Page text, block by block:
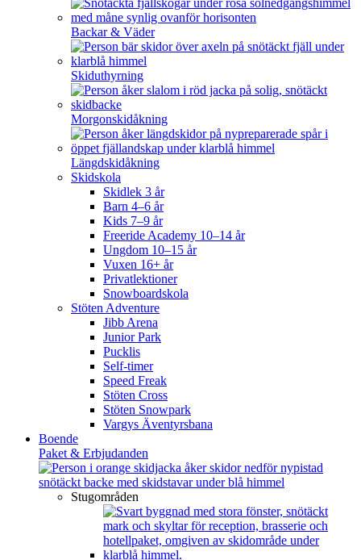
Backar & Väder
Skiduthyrning
Morgonskidåkning
Längdskidåkning
Skidskola
Skidlek 3 år
Barn 4–6 år
Kids 7–9 år
Freeride Academy 10–14 år
Ungdom 10–15 år
Vuxen 16+ år
Privatlektioner
Snowboardskola
Stöten Adventure
Jibb Arena
Junior Park
Pucklis
Self-timer
Speed Freak
Stöten Cross
Stöten Snowpark
Vargys Äventyrsbana
Boende
Paket & Erbjudanden
Stugområden